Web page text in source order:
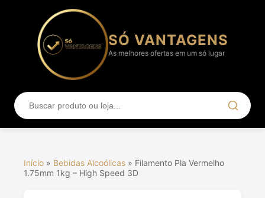
SÓ VANTAGENS
As melhores ofertas em um só lugar
Início » Bebidas Alcoólicas » Filamento Pla Vermelho
1.75mm 1kg – High Speed 3D